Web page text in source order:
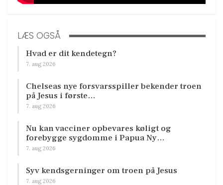
LÆS OGSÅ
Hvad er dit kendetegn?
7. aug 2026
Chelseas nye forsvarsspiller bekender troen
på Jesus i første…
7. aug 2026
Nu kan vacciner opbevares køligt og
forebygge sygdomme i Papua Ny…
7. aug 2026
Syv kendsgerninger om troen på Jesus
7. aug 2026